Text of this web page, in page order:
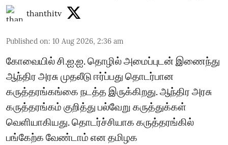
thanthitv
Published on: 10 Aug 2026, 2:36 am
கோவையில் சி.ஐ.ஐ. தொழில் அமைப்புடன் இணைந்து
ஆந்திர அரசு முதலீடு ஈர்ப்பது தொடர்பான
கருத்தரங்கங்கை நடத்த இருக்கிறது. ஆந்திர அரசு
கருத்தரங்கம் குறித்து பல்வேறு கருத்துக்கள்
வெளியாகியது. தொடர்ச்சியாக கருத்தரங்கில்
பங்கேற்க வேண்டாம் என தமிழக